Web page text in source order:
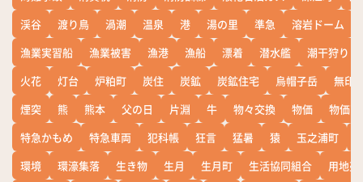
渓谷
渡り鳥 渦潮 温泉 港 湯の里 準急 溶岩ドーム
漁業実習船
漁業被害 漁港 漁船 漂着 潜水艦
潮干狩り
火花
灯台 炉粕町 炭住 炭鉱 炭鉱住宅 烏帽子岳
無印
煙突
熊 熊本 父の日 片淵 牛 物々交換 物価
物価高
特急かもめ
特急車両 犯科帳 狂言 猛暑 猿 玉之浦町
環境
環濠集落 生き物 生月 生月町 生活協同組合
用地売